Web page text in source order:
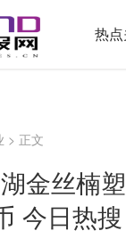
热
> 正文
金丝楠
今日热搜